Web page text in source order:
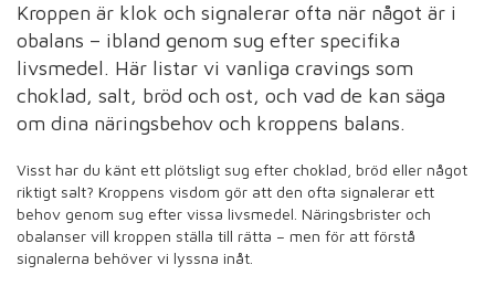
Kroppen är klok och signalerar ofta när något är i
obalans – ibland genom sug efter specifika
livsmedel. Här listar vi vanliga cravings som
choklad, salt, bröd och ost, och vad de kan säga
om dina näringsbehov och kroppens balans.
Visst har du känt ett plötsligt sug efter choklad, bröd eller något
riktigt salt? Kroppens visdom gör att den ofta signalerar ett
behov genom sug efter vissa livsmedel. Näringsbrister och
obalanser vill kroppen ställa till rätta – men för att förstå
signalerna behöver vi lyssna inåt.